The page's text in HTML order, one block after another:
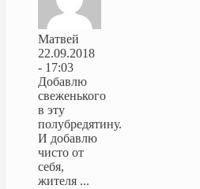
Матвей
22.09.2018
- 17:03
Добавлю
свеженького
в эту
полубредятину.
И добавлю
чисто от
себя,
жителя ...